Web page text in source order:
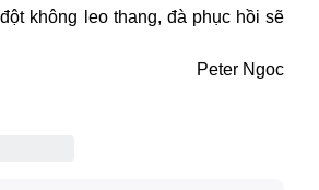
không leo thang, đà phục hồi sẽ
Peter Ngoc